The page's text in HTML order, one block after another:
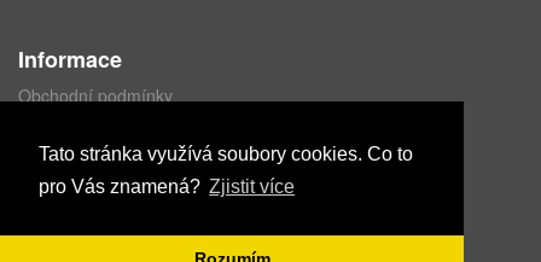
Tato stránka využívá soubory cookies. Co to
pro Vás znamená? Zjistit více
Informace
Obchodní podmínky
Formulář odstoupení od kupní smlouvy
Copyright © ABRA Software a.s. 2021